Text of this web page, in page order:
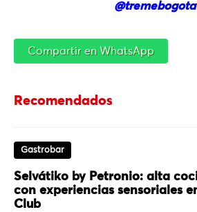
@tremebogota
Compartir en WhatsApp
Recomendados
Gastrobar
Selvátiko by Petronio: alta
con experiencias sensoriales
Club